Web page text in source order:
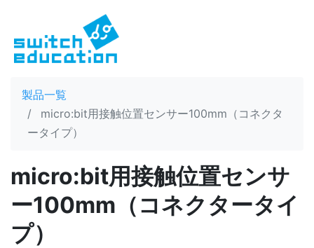
製品一覧
micro:bit用接触位置センサー100mm（コネクタ
ータイプ）
micro:bit用接触位置センサ
ー100mm（コネクタータイ
プ）